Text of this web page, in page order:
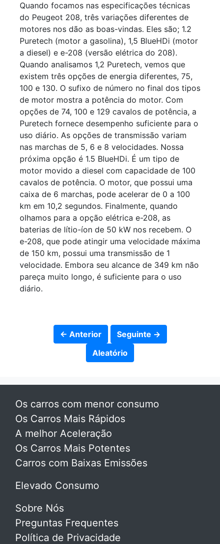
Quando focamos nas especificações técnicas
do Peugeot 208, três variações diferentes de
motores nos dão as boas-vindas. Eles são; 1.2
Puretech (motor a gasolina), 1,5 BlueHDi (motor
a diesel) e e-208 (versão elétrica do 208).
Quando analisamos 1,2 Puretech, vemos que
existem três opções de energia diferentes, 75,
100 e 130. O sufixo de número no final dos tipos
de motor mostra a potência do motor. Com
opções de 74, 100 e 129 cavalos de potência, a
Puretech fornece desempenho suficiente para o
uso diário. As opções de transmissão variam
nas marchas de 5, 6 e 8 velocidades. Nossa
próxima opção é 1.5 BlueHDi. É um tipo de
motor movido a diesel com capacidade de 100
cavalos de potência. O motor, que possui uma
caixa de 6 marchas, pode acelerar de 0 a 100
km em 10,2 segundos. Finalmente, quando
olhamos para a opção elétrica e-208, as
baterias de lítio-íon de 50 kW nos recebem. O
e-208, que pode atingir uma velocidade máxima
de 150 km, possui uma transmissão de 1
velocidade. Embora seu alcance de 349 km não
pareça muito longo, é suficiente para o uso
diário.
← Anterior
Seguinte →
Aleatório
Os carros com menor consumo
Os Carros Mais Rápidos
A melhor Aceleração
Os Carros Mais Potentes
Carros com Baixas Emissões
Elevado Consumo
Sobre Nós
Preguntas Frequentes
Política de Privacidade